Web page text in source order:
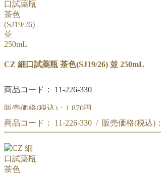
CZ 細口試薬瓶 茶色(SJ19/26) 並 250mL
商品コード： 11-226-330
販売価格(税込)： 1,870円
CZ 細口試薬瓶 茶色(SJ19/26) 並 250mL
商品コード： 11-226-330 / 販売価格(税込)：
CZ 細口試薬瓶 茶色(SJ19/26) 並 250mL
商品コード:11-226-330